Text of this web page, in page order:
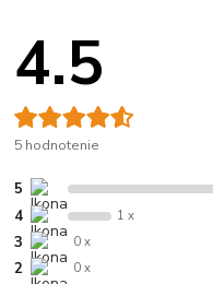
4.5
5 hodnotenie
5
4 1 x
3 0 x
2 0 x